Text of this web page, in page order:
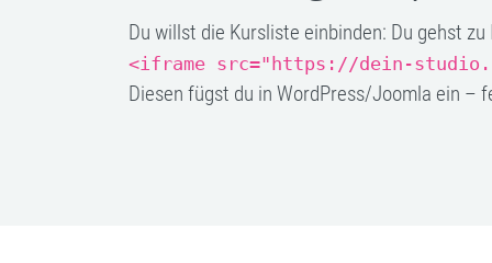
Du willst die Kursliste einbinden: Du gehst
<iframe src="https://dein-
Diesen fügst du in WordPress/Joomla ein –